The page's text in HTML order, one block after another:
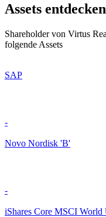
Assets entdecken
Shareholder von Virtus
folgende Assets
SAP
-
Novo Nordisk 'B'
-
iShares Core MSCI